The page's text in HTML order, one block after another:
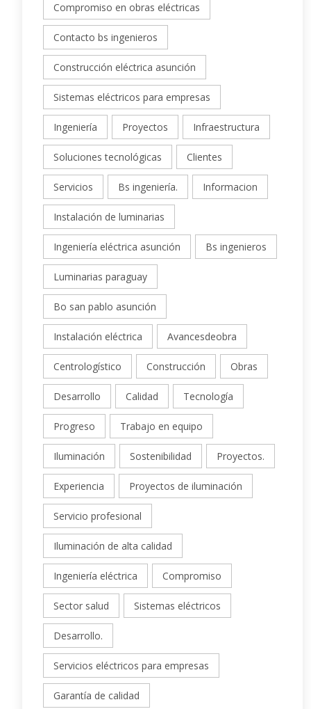
Compromiso en obras eléctricas
Contacto bs ingenieros
Construcción eléctrica asunción
Sistemas eléctricos para empresas
Ingeniería Proyectos Infraestructura
Soluciones tecnológicas Clientes
Servicios Bs ingeniería. Informacion
Instalación de luminarias
Ingeniería eléctrica asunción Bs ingenieros
Luminarias paraguay
Bo san pablo asunción
Instalación eléctrica Avancesdeobra
Centrologístico Construcción Obras
Desarrollo Calidad Tecnología
Progreso Trabajo en equipo
Iluminación Sostenibilidad Proyectos.
Experiencia Proyectos de iluminación
Servicio profesional
Iluminación de alta calidad
Ingeniería eléctrica Compromiso
Sector salud Sistemas eléctricos
Desarrollo.
Servicios eléctricos para empresas
Garantía de calidad